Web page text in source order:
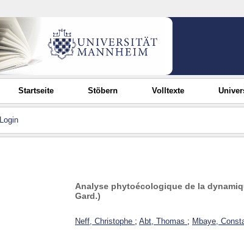
Startseite Stöbern Volltexte
Login
Analyse phytoécologique de la
Gard.)
Neff, Christophe ; Abt, Thomas ; Mbaye,